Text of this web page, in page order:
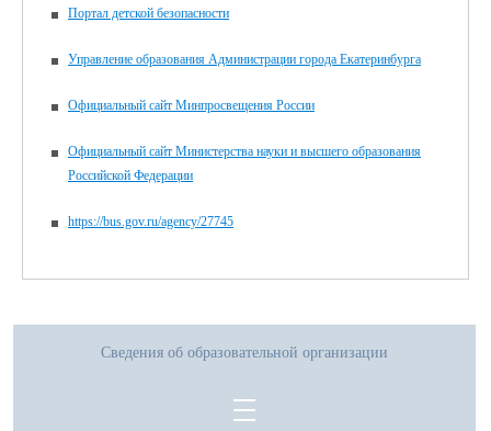
Портал детской безопасности
Управление образования Администрации города Екатеринбурга
Официальный сайт Минпросвещения России
Официальный сайт Министерства науки и высшего образования
Российской Федерации
https://bus.gov.ru/agency/27745
Сведения об образовательной организации